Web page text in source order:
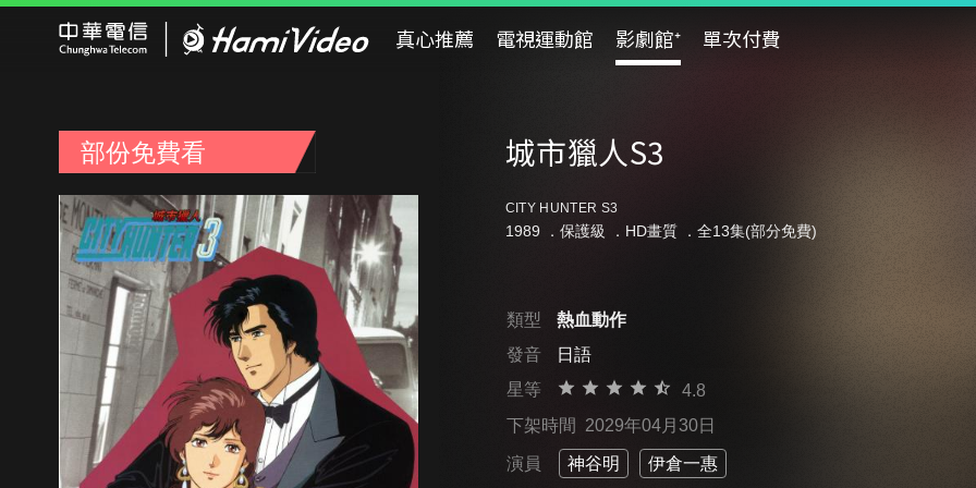
真心推薦 電視運動館 影劇館⁺ 單次付費
部份免費看 城市獵人S3
CITY HUNTER S3
1989 ． 保護級 ．HD畫質 ．全13集(部分免費)
類型
熱血動作
發音
日語
星等
4.8
下架時間 2029年04月30日
演員 神谷明 伊倉一惠